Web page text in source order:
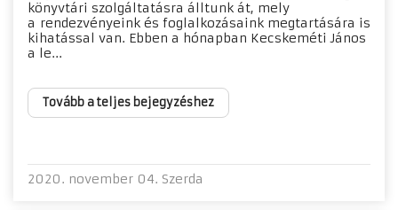
könyvtári szolgáltatásra álltunk át, mely
a rendezvényeink és foglalkozásaink megtartására is
kihatással van. Ebben a hónapban Kecskeméti János
a le...
Tovább a teljes bejegyzéshez
2020. november 04. Szerda